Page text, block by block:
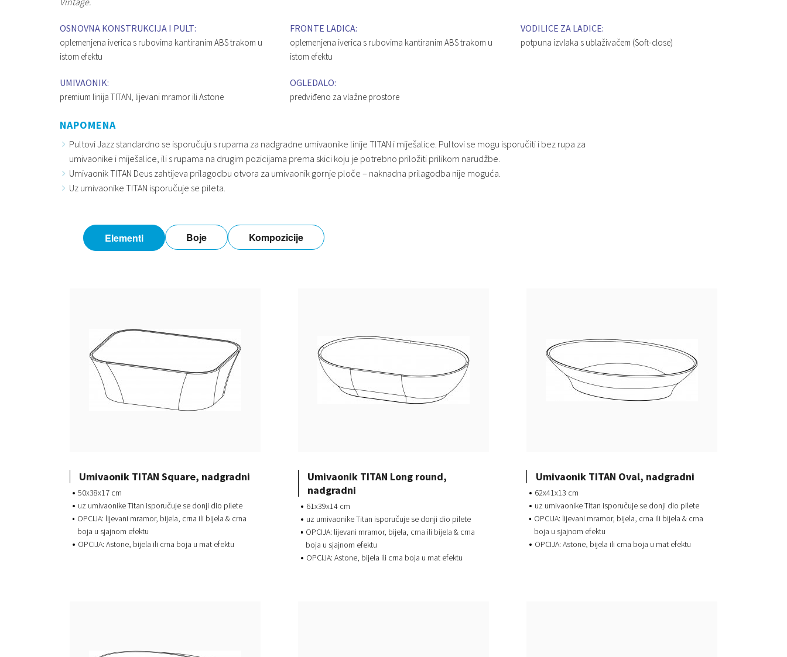
OSNOVNA KONSTRUKCIJA I PULT:
oplemenjena iverica s rubovima kantiranim ABS trakom u
istom efektu
FRONTE LADICA:
oplemenjena iverica s rubovima kantiranim ABS trakom u
istom efektu
VODILICE ZA LADICE:
potpuna izvlaka s ublaživačem (Soft-close)
UMIVAONIK:
premium linija TITAN, lijevani mramor ili Astone
OGLEDALO:
predviđeno za vlažne prostore
NAPOMENA
Pultovi Jazz standardno se isporučuju s rupama za nadgradne umivaonike linije TITAN i miješalice. Pultovi se mogu isporučiti i bez rupa za
umivaonike i miješalice, ili s rupama na drugim pozicijama prema skici koju je potrebno priložiti prilikom narudžbe.
Umivaonik TITAN Deus zahtijeva prilagodbu otvora za umivaonik gornje ploče – naknadna prilagodba nije moguća.
Uz umivaonike TITAN isporučuje se pileta.
Elementi Boje Kompozicije
Umivaonik TITAN Square, nadgradni
50x38x17 cm
uz umivaonike Titan isporučuje se donji dio pilete
OPCIJA: lijevani mramor, bijela, crna ili bijela & crna
boja u sjajnom efektu
OPCIJA: Astone, bijela ili crna boja u mat efektu
Umivaonik TITAN Long round,
nadgradni
61x39x14 cm
uz umivaonike Titan isporučuje se donji dio pilete
OPCIJA: lijevani mramor, bijela, crna ili bijela & crna
boja u sjajnom efektu
OPCIJA: Astone, bijela ili crna boja u mat efektu
Umivaonik TITAN Oval, nadgradni
62x41x13 cm
uz umivaonike Titan isporučuje se donji dio pilete
OPCIJA: lijevani mramor, bijela, crna ili bijela & crna
boja u sjajnom efektu
OPCIJA: Astone, bijela ili crna boja u mat efektu